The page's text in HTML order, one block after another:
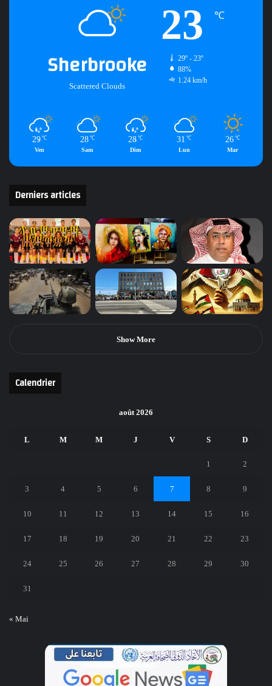
Sherbrooke
Scattered Clouds
23 ℃
29º - 23º
88%
1.24 km/h
29 ℃
Ven
28 ℃
Sam
28 ℃
Dim
31 ℃
Lun
26 ℃
Mar
Derniers articles
Show More
Calendrier
août 2026
L M M J V S D
1 2
3 4 5 6 7 8 9
10 11 12 13 14 15 16
17 18 19 20 21 22 23
24 25 26 27 28 29 30
31
« Mai